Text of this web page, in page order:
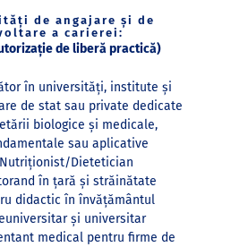
de angajare și de
a carierei:
de liberă practică)
în universități, institute și
de stat sau private dedicate
biologice și medicale,
sau aplicative
Nutriționist/Dietetician
în țară și străinătate
didactic în învățământul
și universitar
medical pentru firme de